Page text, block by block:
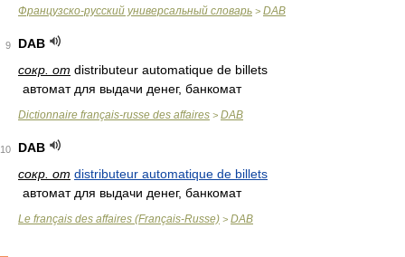
Французско-русский универсальный словарь > DAB
9
DAB
сокр. от distributeur automatique de billets
автомат для выдачи денег, банкомат
Dictionnaire français-russe des affaires > DAB
10
DAB
сокр. от distributeur automatique de billets
автомат для выдачи денег, банкомат
Le français des affaires (Français-Russe) > DAB